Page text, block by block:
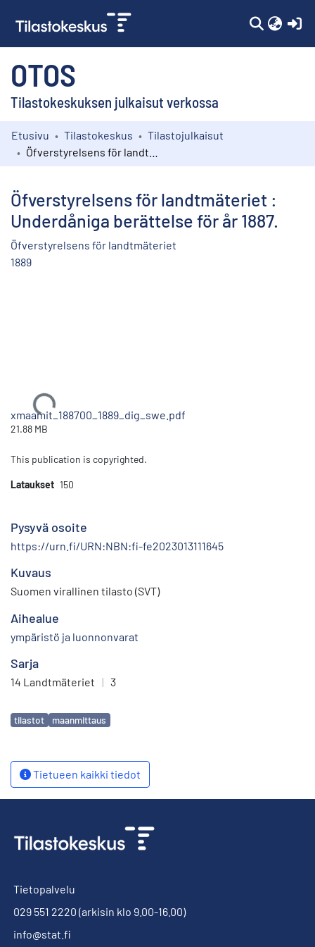
OTOS
Tilastokeskuksen julkaisut verkossa
Kokoelmat
Etusivu Tilastokeskus
Tilastojulkaisut
Öfverstyrelsens för landtmäteriet :
Underdåniga berättelse för år 1887.
Öfverstyrelsens för landtmäteriet
1889
Ladataan...
xmaamit_188700_1889_dig_swe.pdf
21.88 MB
This publication is copyrighted.
Lataukset 150
Pysyvä osoite
https://urn.fi/URN:NBN:fi-fe2023013111645
Kuvaus
Suomen virallinen tilasto (SVT)
Aihealue
ympäristö ja luonnonvarat
Sarja
14 Landtmäteriet | 3
Avainsanat
tilastot maanmittaus
Tietueen kaikki tiedot
Tietopalvelu
029 551 2220 (arkisin klo 9.00-16.00)
info@stat.fi